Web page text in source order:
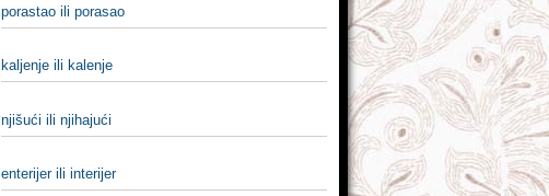
porastao ili porasao
kaljenje ili kalenje
njišući ili njihajući
enterijer ili interijer